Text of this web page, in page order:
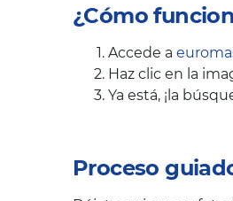
¿Cómo
Accede a
Haz clic en la
Ya está, ¡la
Proceso